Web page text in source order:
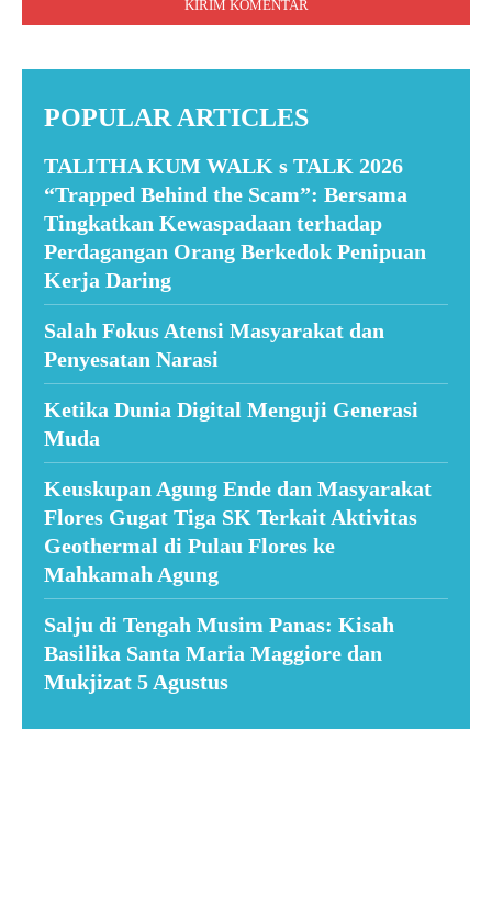
POPULAR ARTICLES
TALITHA KUM WALK s TALK 2026
“Trapped Behind the Scam”: Bersama
Tingkatkan Kewaspadaan terhadap
Perdagangan Orang Berkedok Penipuan
Kerja Daring
Salah Fokus Atensi Masyarakat dan
Penyesatan Narasi
Ketika Dunia Digital Menguji Generasi
Muda
Keuskupan Agung Ende dan Masyarakat
Flores Gugat Tiga SK Terkait Aktivitas
Geothermal di Pulau Flores ke
Mahkamah Agung
Salju di Tengah Musim Panas: Kisah
Basilika Santa Maria Maggiore dan
Mukjizat 5 Agustus